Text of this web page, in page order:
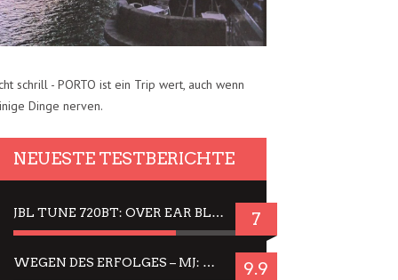
schrill - PORTO ist ein Trip wert, auch wenn
Dinge nerven.
NEUESTE TESTBERICHTE
JBL TUNE 720BT: OVER EAR BLUETOOTH KOPFHÖRER UM DIE 50,-€ IM DAUER-TEST 7
WEGEN DES ERFOLGES – MJ: MICHAEL JACKSON MUSICAL IN EINER MATINEE SEHEN 9.9